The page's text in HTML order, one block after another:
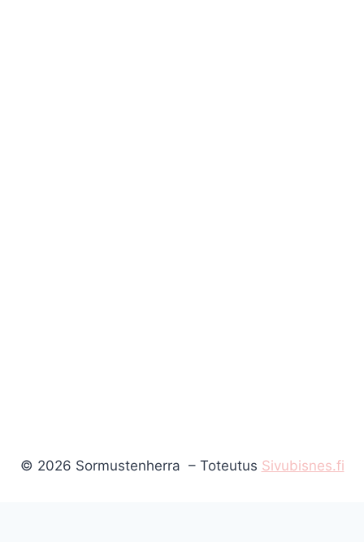
© 2026 Sormustenherra – Toteutus Sivubisnes.fi